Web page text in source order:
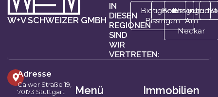
W+V SCHWEIZER GMBH
IN
DIESEN
REGIONEN
SIND
WIR
VERTRETEN:
Bietigheim-
Bissingen
Böblingen
Esslingen
Am
Neckar
Adresse
Calwer Straße 19,
70173 Stuttgart
Menü Immobilien